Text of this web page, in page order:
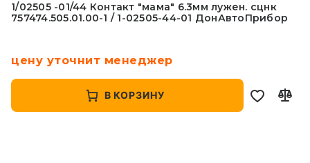
1/02505 -01/44 Контакт "мама" 6.3мм лужен. сцнк
757474.505.01.00-1 / 1-02505-44-01 ДонАвтоПрибор
цену уточнит менеджер
В КОРЗИНУ